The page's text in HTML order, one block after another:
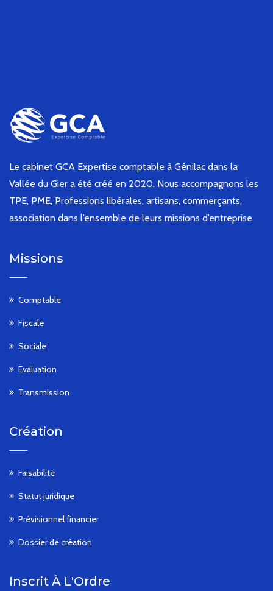
Le cabinet GCA Expertise comptable à Génilac dans la
Vallée du Gier a été créé en 2020. Nous accompagnons les
TPE, PME, Professions libérales, artisans, commerçants,
association dans l’ensemble de leurs missions d’entreprise.
Missions
Comptable
Fiscale
Sociale
Evaluation
Transmission
Création
Faisabilité
Statut juridique
Prévisionnel financier
Dossier de création
Inscrit À L'Ordre